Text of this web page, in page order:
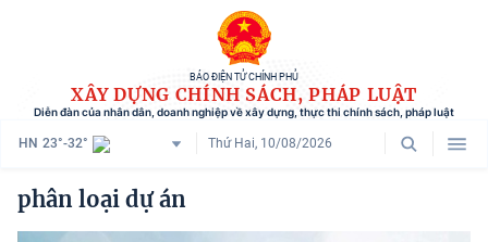
BÁO ĐIỆN TỬ CHÍNH PHỦ
XÂY DỰNG CHÍNH SÁCH, PHÁP LUẬT
Diễn đàn của nhân dân, doanh nghiệp về xây dựng, thực thi chính sách, pháp luật
HN 23°-32° Thứ Hai, 10/08/2026
Danh mục
Trang chủ
phân loại dự án